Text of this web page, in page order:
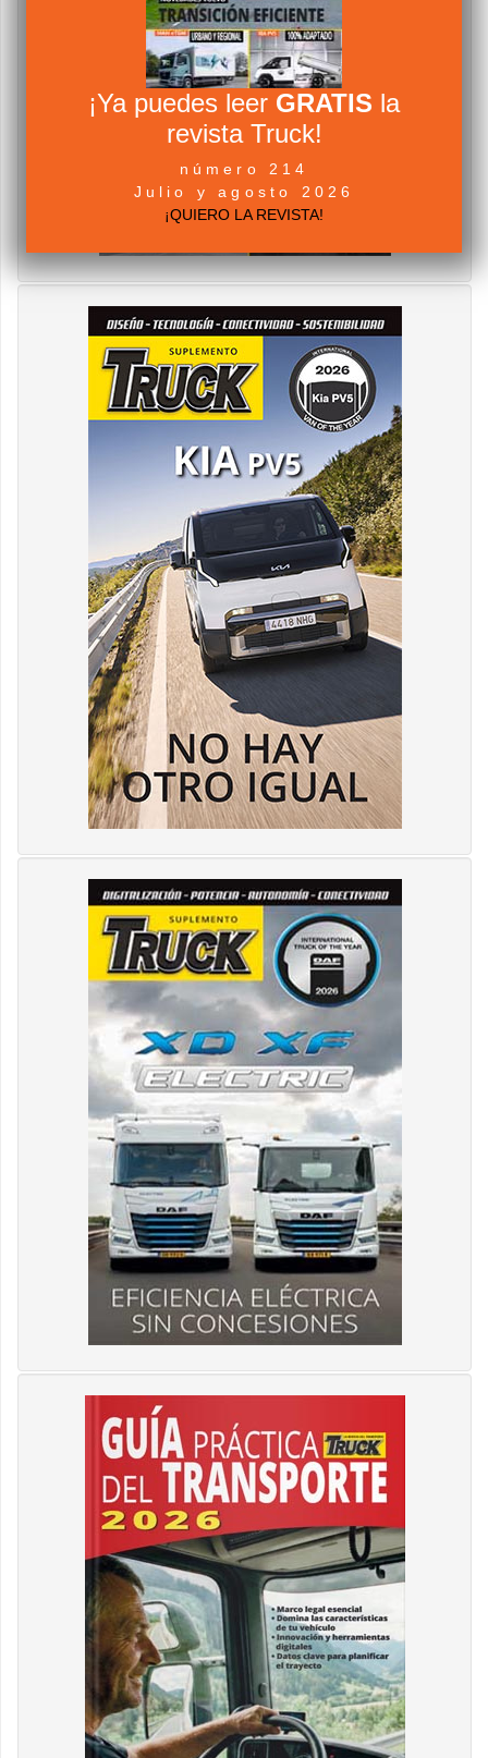
¡Ya puedes leer GRATIS la
revista Truck!
número 214
Julio y agosto 2026
¡QUIERO LA REVISTA!